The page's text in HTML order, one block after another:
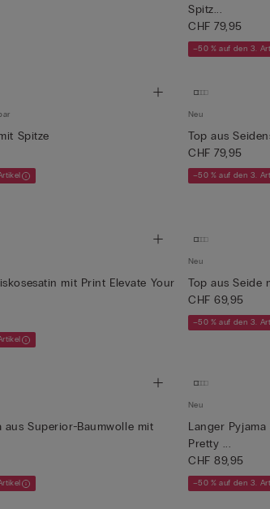
Spitz...
CHF 79,95
–50 % auf den 3.
Spitze
Neu
Top aus
CHF 79,95
–50 % auf den 3.
mit Print Elevate Your
Neu
Top aus Seide
CHF 69,95
–50 % auf den 3.
aus Superior-Baumwolle mit
Neu
Langer
Pretty ...
CHF 89,95
–50 % auf den 3.